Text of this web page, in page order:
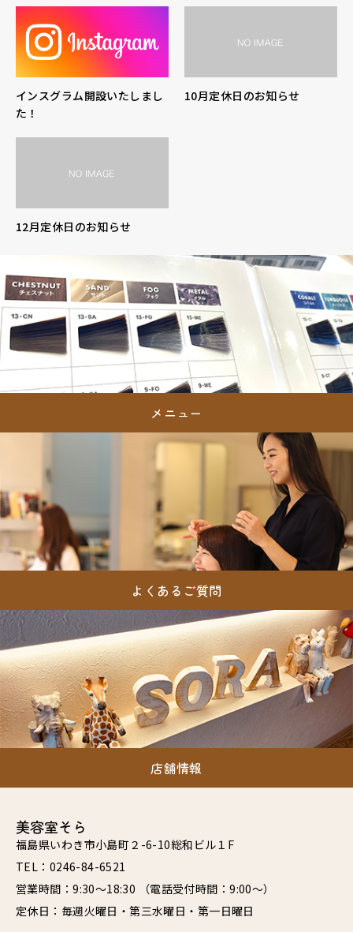
インスグラム開設いたしまし
た！
10月定休日のお知らせ
12月定休日のお知らせ
メニュー
よくあるご質問
店舗情報
美容室そら
福島県いわき市小島町２-6-10総和ビル１F
TEL：0246-84-6521
営業時間：9:30～18:30 （電話受付時間：9:00～）
定休日：毎週火曜日・第三水曜日・第一日曜日